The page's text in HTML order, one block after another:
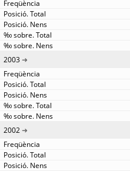
2003
2002